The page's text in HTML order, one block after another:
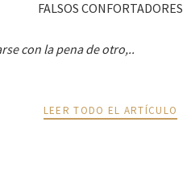
FALSOS CONFORTADORES
con la pena de otro,..
LEER TODO EL ARTÍCULO